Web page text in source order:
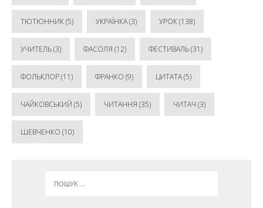
ТЮТЮННИК(5) УКРАЇНКА(3) УРОК(138)
УЧИТЕЛЬ(3) ФАСОЛЯ (12) ФЕСТИВАЛЬ(31)
ФОЛЬКЛОР(11) ФРАНКО (9) ЦИТАТА(5)
ЧАЙКОВСЬКИЙ (5) ЧИТАННЯ (35) ЧИТАЧ (3)
ШЕВЧЕНКО (10)